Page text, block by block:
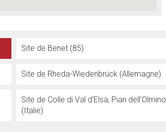
Site de Benet (85)
Site de Rheda-Wiedenbrück (Allemagne)
Site de Colle di Val d'Elsa, Pian dell'Olmino
(Italie)